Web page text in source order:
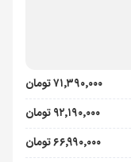
۷۱٬۳۹۰٬۰۰۰ تومان
۹۲٬۱۹۰٬۰۰۰ تومان
۶۶٬۹۹۰٬۰۰۰ تومان